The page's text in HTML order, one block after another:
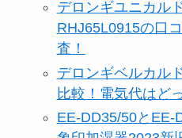
デロンギユニカル
RHJ65L0915の口
査！
デロンギベルカル
比較！電気代はど
EE-DD35/50とEE-